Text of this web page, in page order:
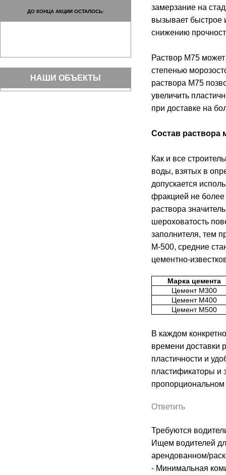
ДО КОНЦА АКЦИИ ОСТАЛОСЬ:
НАШИ ОБЪЕКТЫ
замерзание на
вызывает быстрое
снижению
Раствор М75 может
степенью
раствора М75
увеличить
при доставке на
Состав раствора
Как и все
воды, взятых в
допускается
фракцией не
раствора
шероховатость
заполнителя, тем
М-500, средние
цементно-
Марка цемента
Цемент М300
Цемент М400
Цемент М500
В каждом
времени доставки
пластичности и
пластификаторы и
Ответить
Требуются
Ищем водителей
арендованном/
- Минимальная